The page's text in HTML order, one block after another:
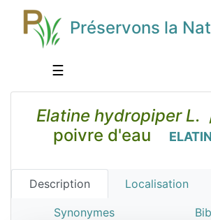
Préservons la
☰
Elatine hydropiper L.
poivre d'eau
Description Localisation
Synonymes